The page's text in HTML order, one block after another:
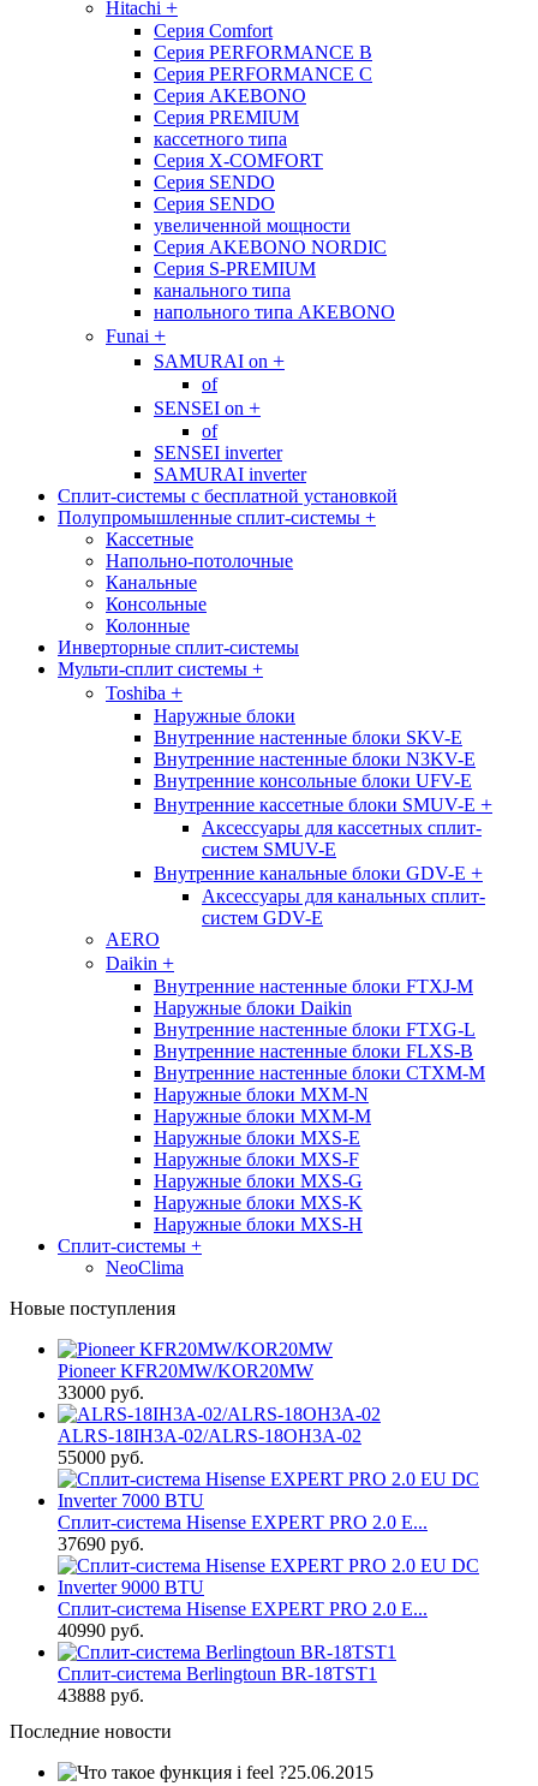
Hitachi +
Cерия Comfort
Cерия PERFORMANCE B
Cерия PERFORMANCE С
Cерия AKEBONO
Cерия PREMIUM
кассетного типа
Cерия X-COMFORT
Cерия SENDO
Cерия SENDO
увеличенной мощности
Cерия AKEBONO NORDIC
Cерия S-PREMIUM
канального типа
напольного типа AKEBONO
Funai +
SAMURAI on +
of
SENSEI on +
of
SENSEI inverter
SAMURAI inverter
Сплит-системы с бесплатной установкой
Полупромышленные сплит-системы +
Кассетные
Напольно-потолочные
Канальные
Консольные
Колонные
Инверторные сплит-системы
Мульти-сплит системы +
Toshiba +
Наружные блоки
Внутренние настенные блоки SKV-E
Внутренние настенные блоки N3KV-E
Внутренние консольные блоки UFV-E
Внутренние кассетные блоки SMUV-E +
Аксессуары для кассетных сплит-
систем SMUV-E
Внутренние канальные блоки GDV-E +
Аксессуары для канальных сплит-
систем GDV-E
AERO
Daikin +
Внутренние настенные блоки FTXJ-M
Наружные блоки Daikin
Внутренние настенные блоки FTXG-L
Внутренние настенные блоки FLXS-B
Внутренние настенные блоки CTXM-M
Наружные блоки MXM-N
Наружные блоки MXM-M
Наружные блоки MXS-E
Наружные блоки MXS-F
Наружные блоки MXS-G
Наружные блоки MXS-K
Наружные блоки MXS-H
Сплит-системы +
NeoClima
Новые поступления
Pioneer KFR20MW/KOR20MW
33000 руб.
ALRS-18IH3A-02/ALRS-18OH3A-02
55000 руб.
Сплит-система Hisense EXPERT PRO 2.0 E...
37690 руб.
Сплит-система Hisense EXPERT PRO 2.0 E...
40990 руб.
Сплит-система Berlingtoun BR-18TST1
43888 руб.
Последние новости
25.06.2015